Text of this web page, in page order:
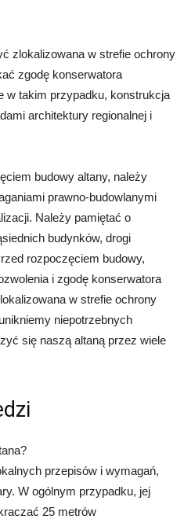
zlokalizowana w strefie ochrony
zgodę konserwatora
w takim przypadku, konstrukcja
architektury regionalnej i
budowy altany, należy
prawno-budowlanymi
Należy pamiętać o
budynków, drogi
rozpoczęciem budowy,
i zgodę konserwatora
w strefie ochrony
niepotrzebnych
się naszą altaną przez wiele
przepisów i wymagań,
W ogólnym przypadku, jej
25 metrów